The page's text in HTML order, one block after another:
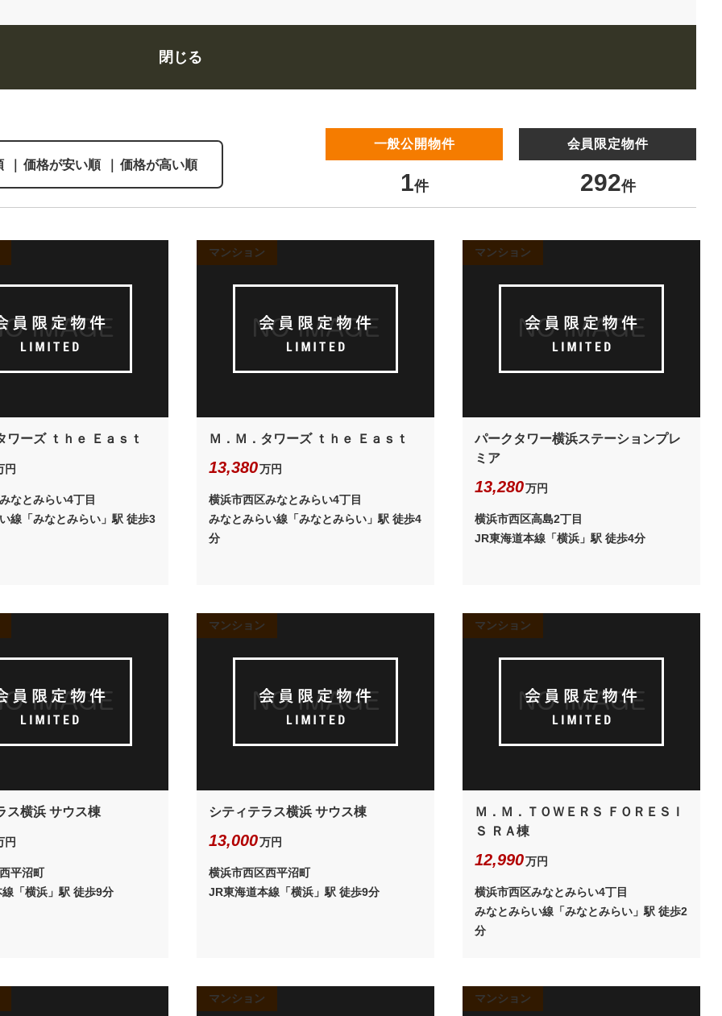
閉じる
価格が安い順 価格が高い順
一般公開物件
1件
会員限定物件
292件
ワーズ ｔｈｅ Ｅａｓｔ
円
なとみらい4丁目
線「みなとみらい」駅 徒歩3
マンション
Ｍ．Ｍ．タワーズ ｔｈｅ Ｅａｓｔ
13,380万円
横浜市西区みなとみらい4丁目
みなとみらい線「みなとみらい」駅 徒歩4
分
マンション
パークタワー横浜ステーションプレ
ミア
13,280万円
横浜市西区高島2丁目
JR東海道本線「横浜」駅 徒歩4分
ス横浜 サウス棟
円
平沼町
「横浜」駅 徒歩9分
マンション
シティテラス横浜 サウス棟
13,000万円
横浜市西区西平沼町
JR東海道本線「横浜」駅 徒歩9分
マンション
Ｍ．Ｍ．ＴＯＷＥＲＳ ＦＯＲＥＳＩ
Ｓ ＲＡ棟
12,990万円
横浜市西区みなとみらい4丁目
みなとみらい線「みなとみらい」駅 徒歩2
分
マンション マンション